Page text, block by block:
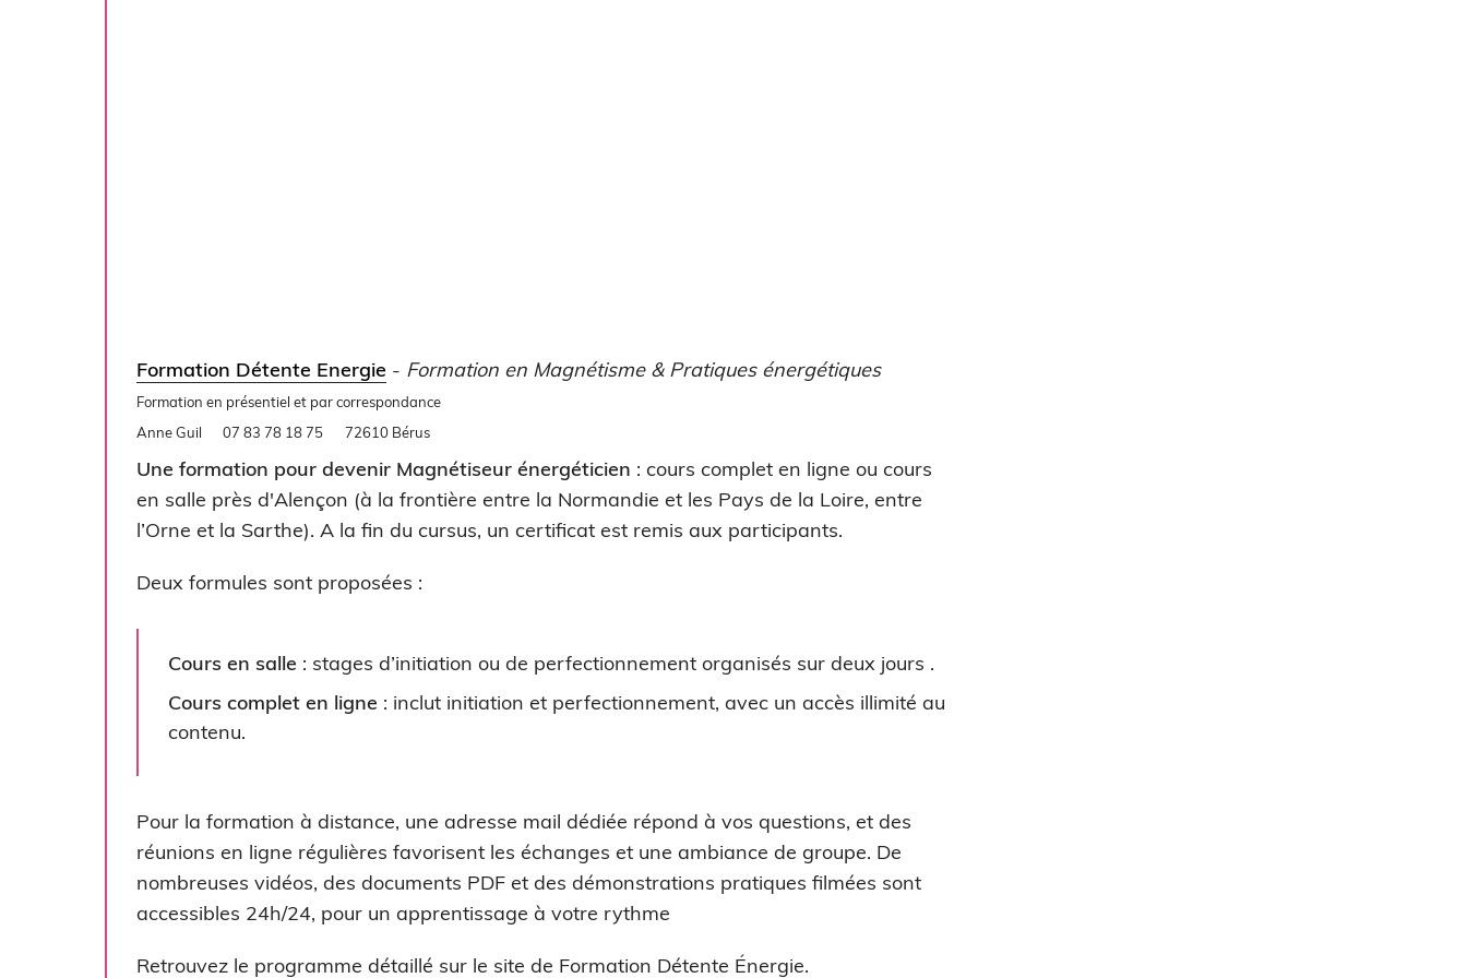
Formation Détente Energie - Formation en Magnétisme & Pratiques énergétiques
Formation en présentiel et par correspondance
Anne Guil
07 83 78 18 75 72610 Bérus
Une formation pour devenir Magnétiseur énergéticien : cours complet en ligne ou cours
en salle près d'Alençon (à la frontière entre la Normandie et les Pays de la Loire, entre
l’Orne et la Sarthe). A la fin du cursus, un certificat est remis aux participants.
Deux formules sont proposées :
Cours en salle : stages d’initiation ou de perfectionnement organisés sur deux jours .
Cours complet en ligne : inclut initiation et perfectionnement, avec un accès illimité au
contenu.
Pour la formation à distance, une adresse mail dédiée répond à vos questions, et des
réunions en ligne régulières favorisent les échanges et une ambiance de groupe. De
nombreuses vidéos, des documents PDF et des démonstrations pratiques filmées sont
accessibles 24h/24, pour un apprentissage à votre rythme
Retrouvez le programme détaillé sur le site de Formation Détente Énergie.